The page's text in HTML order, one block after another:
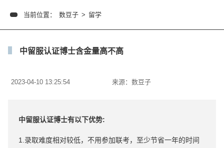
当前位置： 数豆子 > 留学
中留服认证博士含金量高不高
2023-04-10 13:25:54 来源： 数豆子
中留服认证博士有以下优势:
1.录取难度相对较低，不用参加联考，至少节省一年的时间